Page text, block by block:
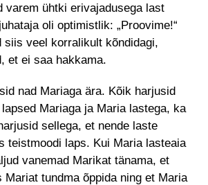
varem ühtki erivajadusega last
oli optimistlik: „Proovime!“
siis veel korralikult kõndidagi,
et ei saa hakkama.
nad Mariaga ära. Kõik harjusid
Mariaga ja Maria lastega, ka
sellega, et nende laste
teistmoodi laps. Kui Maria lasteaia
vanemad Marikat tänama, et
Mariat tundma õppida ning et Maria